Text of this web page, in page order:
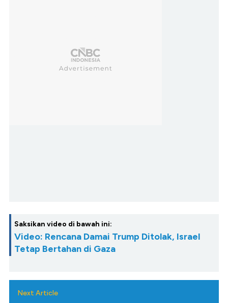
Saksikan video di bawah ini:
Video: Rencana Damai Trump Ditolak, Israel
Tetap Bertahan di Gaza
Next Article